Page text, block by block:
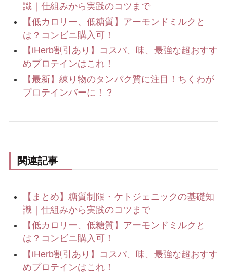
識｜仕組みから実践のコツまで
【低カロリー、低糖質】アーモンドミルクと
は？コンビニ購入可！
【iHerb割引あり】コスパ、味、最強な超おすす
めプロテインはこれ！
【最新】練り物のタンパク質に注目！ちくわが
プロテインバーに！？
関連記事
【まとめ】糖質制限・ケトジェニックの基礎知
識｜仕組みから実践のコツまで
【低カロリー、低糖質】アーモンドミルクと
は？コンビニ購入可！
【iHerb割引あり】コスパ、味、最強な超おすす
めプロテインはこれ！